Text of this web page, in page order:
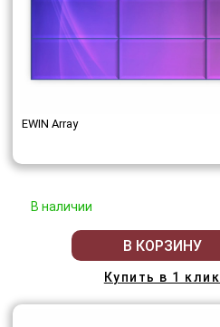
EWIN Array
В наличии
В КОРЗИНУ
Купить в 1 клик